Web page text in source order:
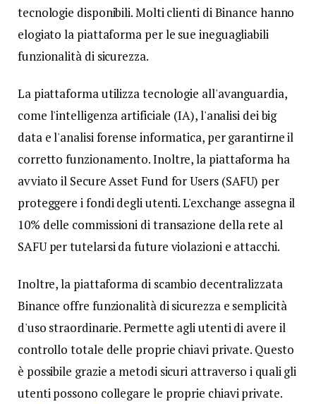
tecnologie disponibili. Molti clienti di Binance hanno
elogiato la piattaforma per le sue ineguagliabili
funzionalità di sicurezza.
La piattaforma utilizza tecnologie all'avanguardia,
come l'intelligenza artificiale (IA), l'analisi dei big
data e l'analisi forense informatica, per garantirne il
corretto funzionamento. Inoltre, la piattaforma ha
avviato il Secure Asset Fund for Users (SAFU) per
proteggere i fondi degli utenti. L'exchange assegna il
10% delle commissioni di transazione della rete al
SAFU per tutelarsi da future violazioni e attacchi.
Inoltre, la piattaforma di scambio decentralizzata
Binance offre funzionalità di sicurezza e semplicità
d'uso straordinarie. Permette agli utenti di avere il
controllo totale delle proprie chiavi private. Questo
è possibile grazie a metodi sicuri attraverso i quali gli
utenti possono collegare le proprie chiavi private.